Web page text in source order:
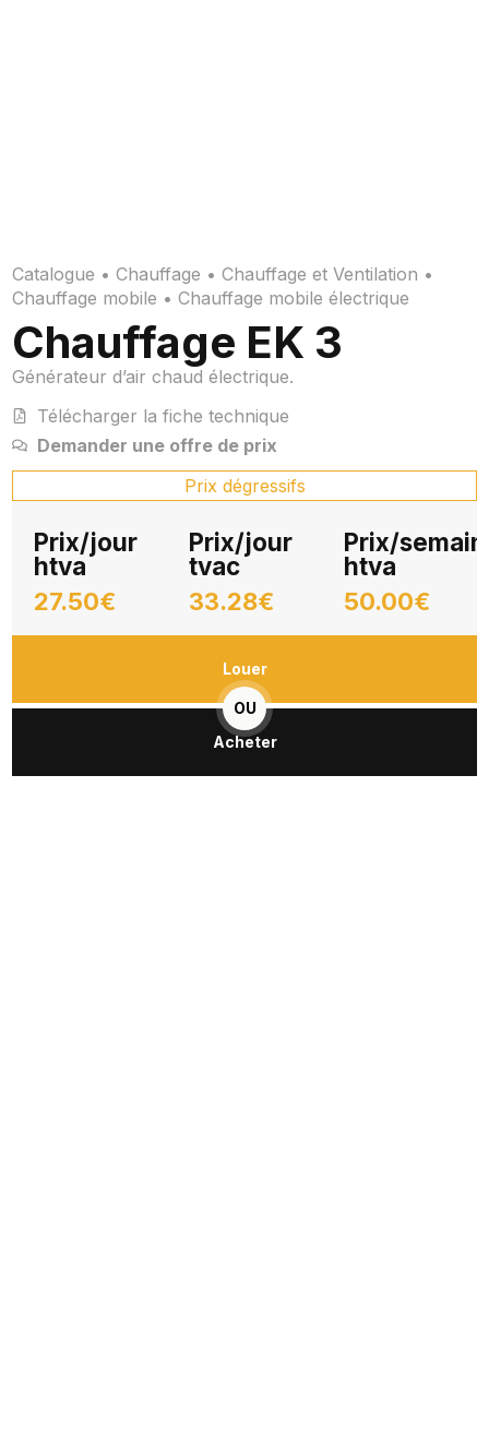
Catalogue •Chauffage •Chauffage et Ventilation •
Chauffage mobile •Chauffage mobile électrique
Chauffage EK 3
Générateur d’air chaud électrique.
Télécharger la fiche technique
Demander une offre de prix
Prix dégressifs
Prix/jour
htva
27.50€
Prix/jour
tvac
33.28€
Prix/
htva
50.00€
Louer
OU
Acheter